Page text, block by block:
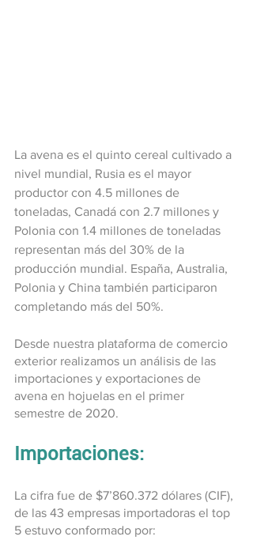
La avena es el quinto cereal cultivado a
nivel mundial, Rusia es el mayor
productor con 4.5 millones de
toneladas, Canadá con 2.7 millones y
Polonia con 1.4 millones de toneladas
representan más del 30% de la
producción mundial. España, Australia,
Polonia y China también participaron
completando más del 50%.
Desde nuestra plataforma de comercio
exterior realizamos un análisis de las
importaciones y exportaciones de
avena en hojuelas en el primer
semestre de 2020.
Importaciones:
La cifra fue de $7’860.372 dólares (CIF),
de las 43 empresas importadoras el top
5 estuvo conformado por: